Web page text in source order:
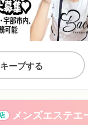
キープする
メンズエステエ